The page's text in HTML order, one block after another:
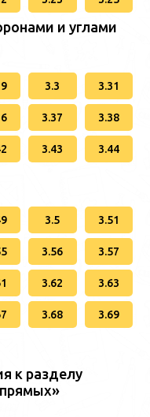
и углами
3.3 3.31
3.37 3.38
3.43 3.44
3.5 3.51
3.56 3.57
3.62 3.63
3.68 3.69
к разделу